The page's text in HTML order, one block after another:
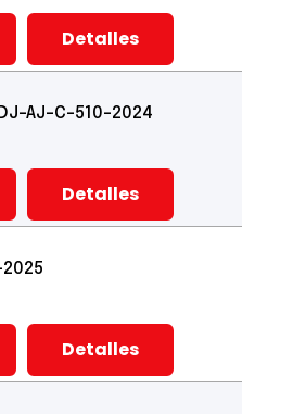
Detalles
AJ-C-510-2024
Detalles
Detalles